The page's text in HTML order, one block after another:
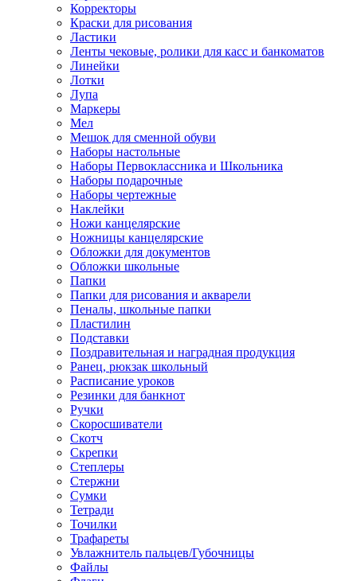
Корректоры
Краски для рисования
Ластики
Ленты чековые, ролики для касс и банкоматов
Линейки
Лотки
Лупа
Маркеры
Мел
Мешок для сменной обуви
Наборы настольные
Наборы Первоклассника и Школьника
Наборы подарочные
Наборы чертежные
Наклейки
Ножи канцелярские
Ножницы канцелярские
Обложки для документов
Обложки школьные
Папки
Папки для рисования и акварели
Пеналы, школьные папки
Пластилин
Подставки
Поздравительная и наградная продукция
Ранец, рюкзак школьный
Расписание уроков
Резинки для банкнот
Ручки
Скоросшиватели
Скотч
Скрепки
Степлеры
Стержни
Сумки
Тетради
Точилки
Трафареты
Увлажнитель пальцев/Губочницы
Файлы